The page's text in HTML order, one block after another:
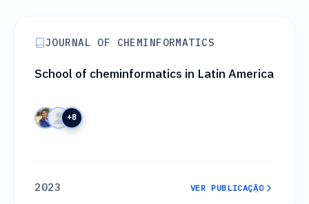
JOURNAL OF CHEMINFORMATICS
School of cheminformatics in Latin America
+8
2023
VER PUBLICAÇÃO